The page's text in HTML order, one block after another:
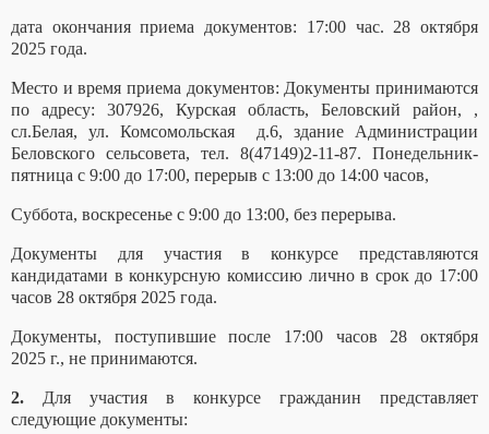
дата окончания приема документов: 1 7:00 час. 28 октября
2025 года.
Место и время приема документов: Документы принимаются
по адресу: 307926, Курская область, Беловский район, ,
сл.Белая, ул. Комсомольская д.6, здание Администрации
Беловского сельсовета, тел. 8(47149)2-11-87. Понедельник-
пятница с 9:00 до 17:00, перерыв с 13:00 до 14:00 часов,
Суббота, воскресенье с 9:00 до 13:00, без перерыва.
Документы для участия в конкурсе представляются
кандидатами в конкурсную комиссию лично в срок до 17:00
часов 28 октября 2025 года.
Документы, поступившие после 17:00 часов 28 октября
2025 г., не принимаются.
2. Для участия в конкурсе гражданин представляет
следующие документы: